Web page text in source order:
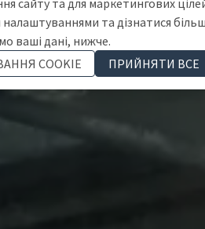
сайту та для маркетингових
та дізнатися
ваші дані, нижче.
COOKIE
ПРИЙНЯТИ ВСЕ